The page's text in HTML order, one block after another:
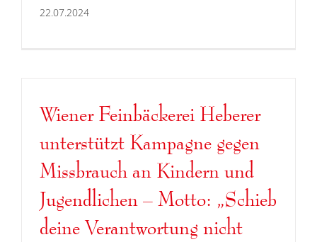
22.07.2024
Wiener Feinbäckerei Heberer
unterstützt Kampagne gegen
Missbrauch an Kindern und
Jugendlichen – Motto: „Schieb
deine Verantwortung nicht